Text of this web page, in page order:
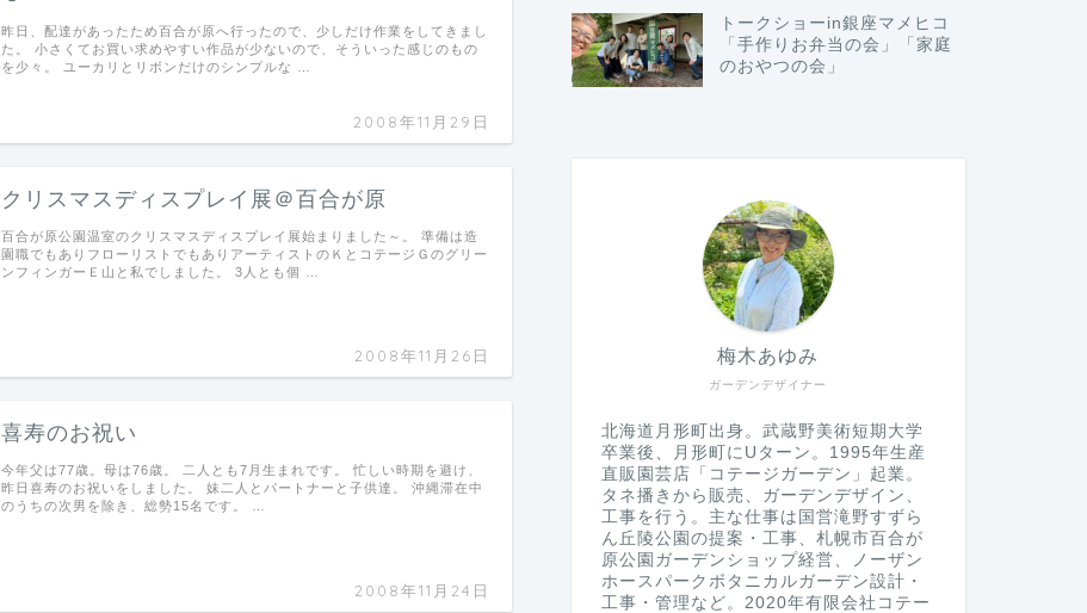
2008年11月29日
昨日、配達があったため百合が原へ行ったので、少しだけ作業をしてきまし
た。 小さくてお買い求めやすい作品が少ないので、そういった感じのもの
を少々。 ユーカリとリボンだけのシンプルな …
クリスマスディスプレイ展＠百合が原
2008年11月26日
百合が原公園温室のクリスマスディスプレイ展始まりました～。 準備は造
園職でもありフローリストでもありアーティストのＫとコテージＧのグリー
ンフィンガーＥ山と私でしました。 3人とも個 …
喜寿のお祝い
2008年11月24日
今年父は77歳。母は76歳。 二人とも7月生まれです。 忙しい時期を避け、
昨日喜寿のお祝いをしました。 妹二人とパートナーと子供達。 沖縄滞在中
のうちの次男を除き、総勢15名です。 …
トークショーin銀座マメヒコ
「手作りお弁当の会」「家庭
のおやつの会」
ガーデンデザイナー
梅木あゆみ
北海道月形町出身。武蔵野美術短期大学
卒業後、月形町にUターン。1995年生産
直販園芸店「コテージガーデン」起業。
タネ播きから販売、ガーデンデザイン、
工事を行う。主な仕事は国営滝野すずら
ん丘陵公園の提案・工事、札幌市百合が
原公園ガーデンショップ経営、ノーザン
ホースパークボタニカルガーデン設計・
工事・管理など。2020年有限会社コテー